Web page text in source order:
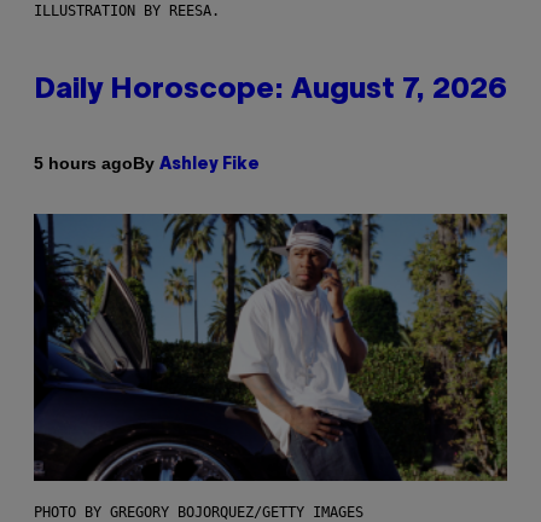
ILLUSTRATION BY REESA.
Daily Horoscope: August 7, 2026
5 hours agoBy Ashley Fike
PHOTO BY GREGORY BOJORQUEZ/GETTY IMAGES